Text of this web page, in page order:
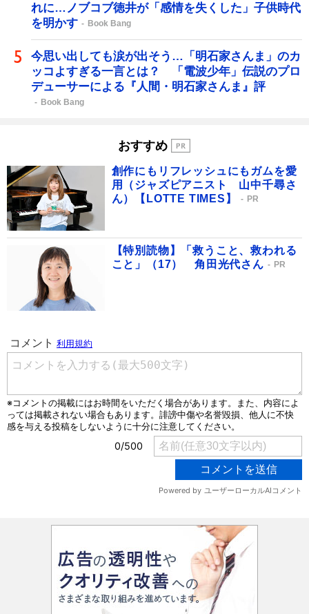
れに…ノブコブ徳井が「感情を失くした」子供時代
を明かす
Book Bang
今思い出しても涙が出そう…「明石家さんま」のカ
ッコよすぎる一言とは？ 「電波少年」伝説のプロ
デューサーによる『人間・明石家さんま』評
Book Bang
おすすめ
創作にもリフレッシュにもガムを愛
用（ジャズピアニスト 山中千尋さ
ん）【LOTTE TIMES】
PR
【特別読物】「救うこと、救われる
こと」（17） 角田光代さん
PR